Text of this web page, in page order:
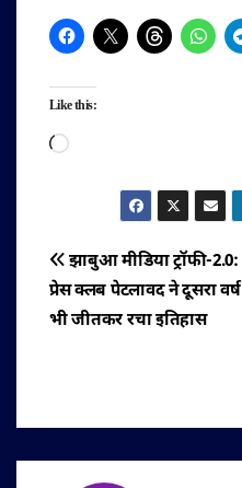
Like this:
Loading…
पोस्ट
नेविगेशन
झाबुआ मीडिया ट्रॉफी-2.0:
प्रेस क्लब पेटलावद ने दूसरा वर्ष
भी जीतकर रचा इतिहास